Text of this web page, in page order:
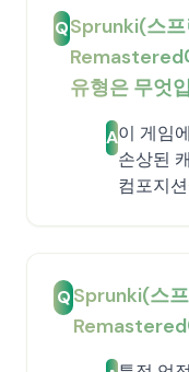
QSprunki(스
Remastered
유형은 무엇
A이 게임
손상된
컴포지
QSprunki(스
Remastered